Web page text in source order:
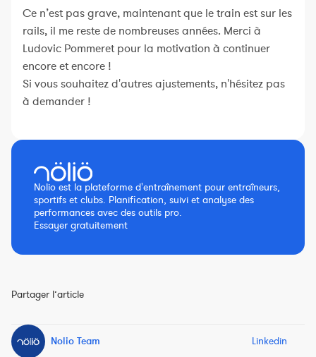
Ce n’est pas grave, maintenant que le train est sur les
rails, il me reste de nombreuses années. Merci à
Ludovic Pommeret pour la motivation à continuer
encore et encore !
Si vous souhaitez d'autres ajustements, n'hésitez pas
à demander !
Nolio est la plateforme d'entraînement pour entraîneurs,
sportifs et clubs. Planification, suivi et analyse des
performances avec des outils pro.
Essayer gratuitement
Partager l’article
Nolio Team Linkedin